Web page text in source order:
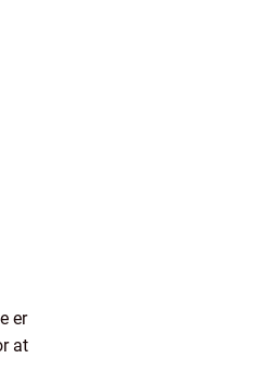
er
at